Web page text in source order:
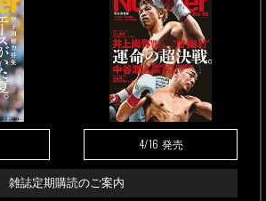
4/16 発売
雑誌定期購読のご案内